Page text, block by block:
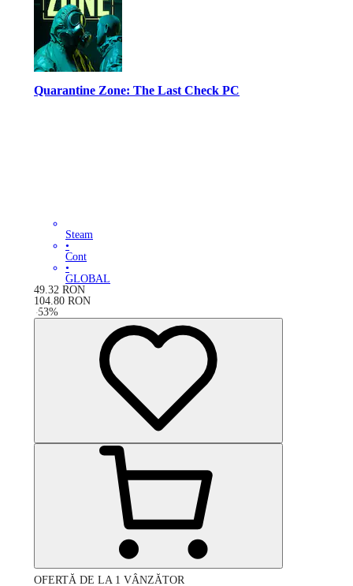
Quarantine Zone: The Last Check PC
Steam
•
Cont
•
GLOBAL
49.32 RON
104.80 RON
-53%
OFERTĂ DE LA 1 VÂNZĂTOR